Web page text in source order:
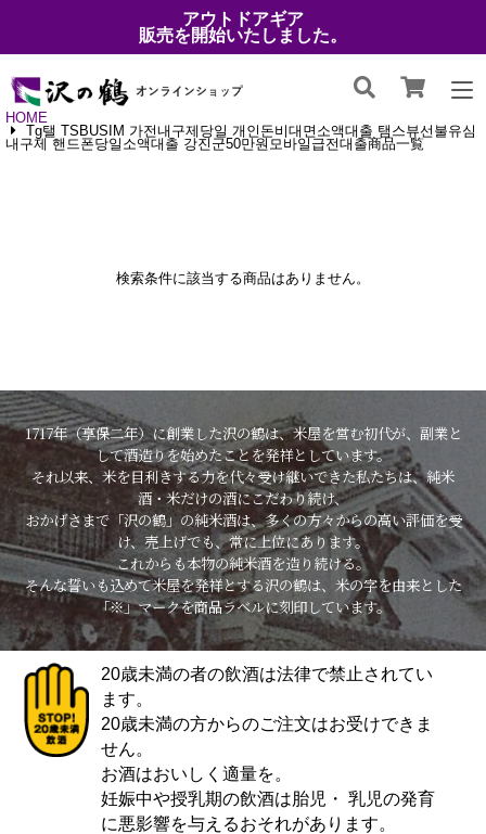
アウトドアギア
販売を開始いたしました。
HOME
Tg탤 TSBUSIM 가전내구제당일 개인돈비대면소액대출 탬스뷰선불유심
내구제 핸드폰당일소액대출 강진군50만원모바일급전대출商品一覧
検索条件に該当する商品はありません。
1717年（享保二年）に創業した沢の鶴は、米屋を営む初代が、副業と
して酒造りを始めたことを発祥としています。
それ以来、米を目利きする力を代々受け継いできた私たちは、純米
酒・米だけの酒にこだわり続け、
おかげさまで「沢の鶴」の純米酒は、多くの方々からの高い評価を受
け、売上げでも、常に上位にあります。
これからも本物の純米酒を造り続ける。
そんな誓いも込めて米屋を発祥とする沢の鶴は、米の字を由来とした
「※」マークを商品ラベルに刻印しています。
20歳未満の者の飲酒は法律で禁止されてい
ます。
20歳未満の方からのご注文はお受けできま
せん。
お酒はおいしく適量を。
妊娠中や授乳期の飲酒は胎児・ 乳児の発育
に悪影響を与えるおそれがあります。